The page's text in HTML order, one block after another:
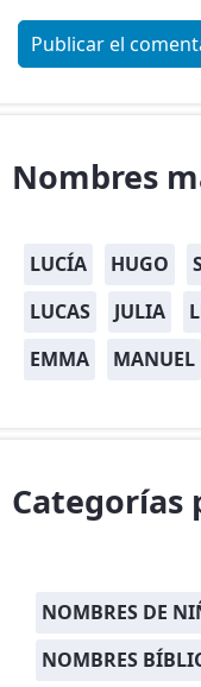
Nombres
LUCÍA HUGO
LUCAS
JULIA
EMMA
MANUEL
Categorías
NOMBRES DE
NOMBRES